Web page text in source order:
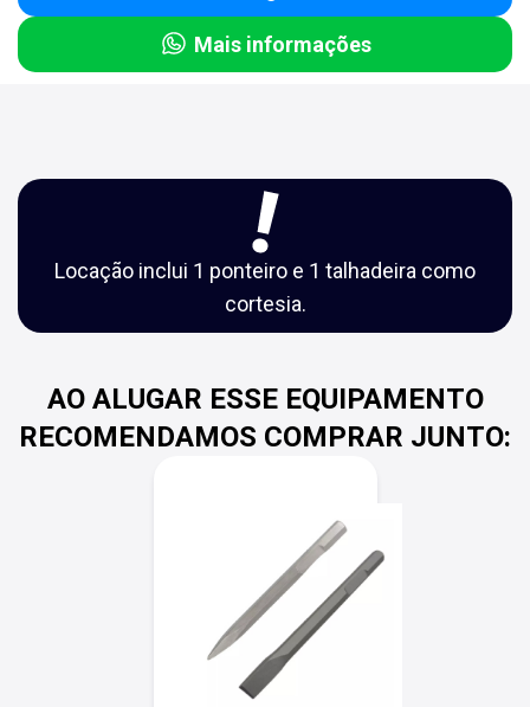
Mais informações
Locação inclui 1 ponteiro e 1 talhadeira como
cortesia.
AO ALUGAR ESSE EQUIPAMENTO
RECOMENDAMOS COMPRAR JUNTO: